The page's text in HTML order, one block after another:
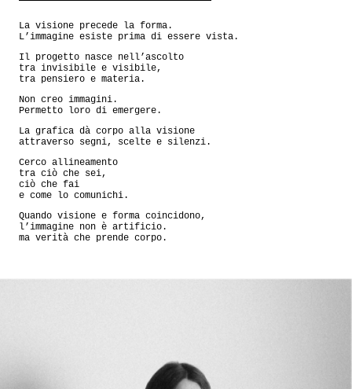
La visione precede la forma.
L’immagine esiste prima di essere vista.
Il progetto nasce nell’ascolto
tra invisibile e visibile,
tra pensiero e materia.
Non creo immagini.
Permetto loro di emergere.
La grafica dà corpo alla visione
attraverso segni, scelte e silenzi.
Cerco allineamento
tra ciò che sei,
ciò che fai
e come lo comunichi.
Quando visione e forma coincidono,
l’immagine non è artificio.
ma verità che prende corpo.